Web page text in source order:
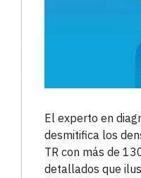
El experto en
desmitifica los
TR con más de
detallados que